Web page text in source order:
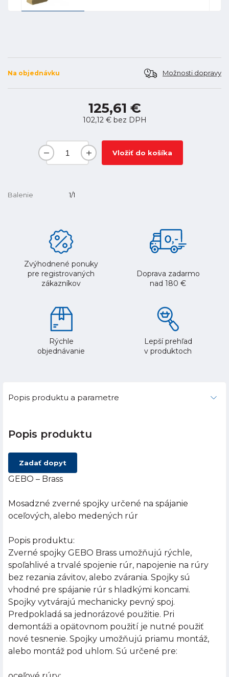
Na objednávku Možnosti dopravy
125,61 €
102,12 €bez DPH
Vložiť do košíka
Balenie 1/1
Zvýhodnené ponuky
pre registrovaných
zákazníkov
Doprava zadarmo
nad 180 €
Rýchle
objednávanie
Lepší prehľad
v produktoch
Popis produktu a parametre
Popis produktu
Zadať dopyt
GEBO – Brass
Mosadzné zverné spojky určené na spájanie
oceľových, alebo medených rúr
Popis produktu:
Zverné spojky GEBO Brass umožňujú rýchle,
spoľahlivé a trvalé spojenie rúr, napojenie na rúry
bez rezania závitov, alebo zvárania. Spojky sú
vhodné pre spájanie rúr s hladkými koncami.
Spojky vytvárajú mechanicky pevný spoj.
Predpokladá sa jednorázové použitie. Pri
demontáži a opätovnom použití je nutné použiť
nové tesnenie. Spojky umožňujú priamu montáž,
alebo montáž pod uhlom. Sú určené pre: